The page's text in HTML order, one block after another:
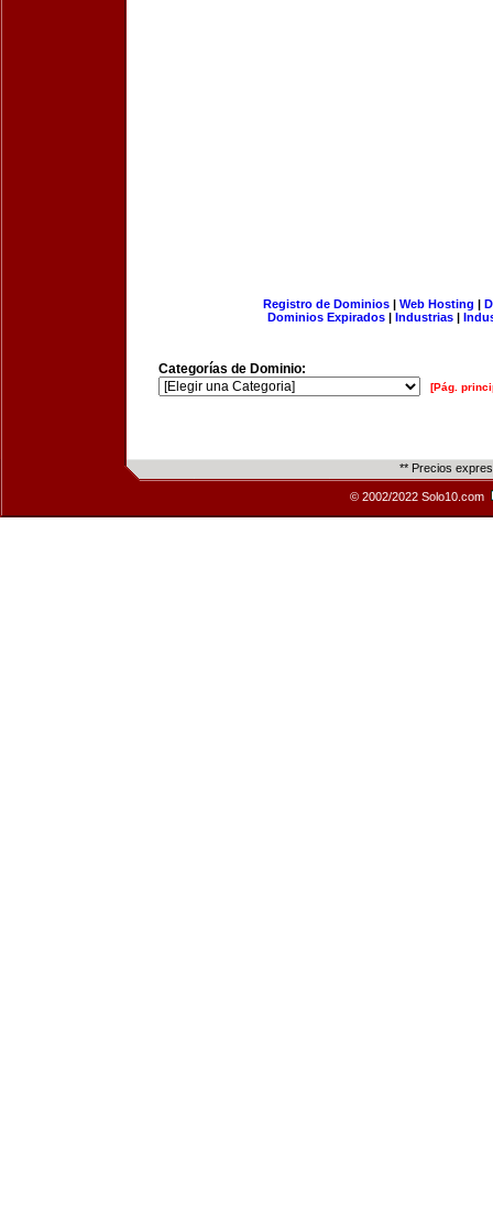
Registro de Dominios| Web Hosting |
Dominios Expirados | Industrias |
Categorías de Dominio:
[Pág.
** Precios
© 2002/2022 Solo10.com